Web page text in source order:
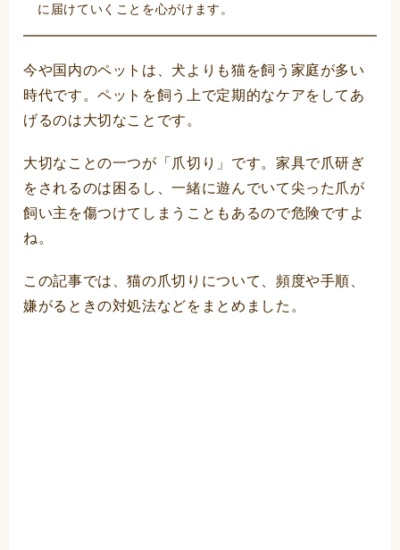
に届けていくことを心がけます。
今や国内のペットは、犬よりも猫を飼う家庭が多い
時代です。ペットを飼う上で定期的なケアをしてあ
げるのは大切なことです。
大切なことの一つが「爪切り」です。家具で爪研ぎ
をされるのは困るし、一緒に遊んでいて尖った爪が
飼い主を傷つけてしまうこともあるので危険ですよ
ね。
この記事では、猫の爪切りについて、頻度や手順、
嫌がるときの対処法などをまとめました。